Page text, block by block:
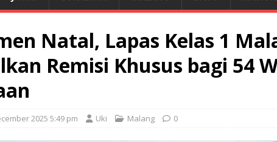
Natal, Lapas Kelas 1
Remisi Khusus bagi 54
2025 5:49 pm Uki Malang 0